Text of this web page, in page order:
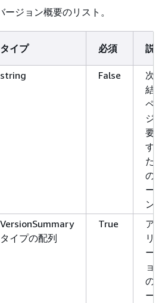
ジョン概要のリスト。
タイプ 必須 説明
string False
次の
結果
ペー
ジを
要求
する
ため
のト
ーク
ン。
VersionSummary
タイプの配列
True
アプ
リケ
ーシ
ョン
のバ
ージ